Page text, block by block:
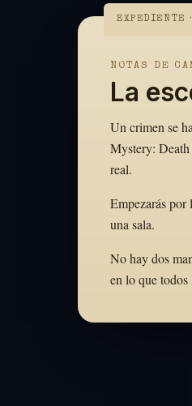
EXPEDIENTE
NOTAS DE
La
Un crimen se
Mystery: Death
real.
Empezarás por
una sala.
No hay dos
en lo que todos